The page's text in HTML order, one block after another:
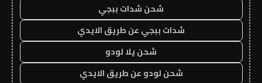
شحن شدات ببجي
شدات ببجي عن طريق الايدي
شحن يلا لودو
شحن لودو عن طريق الايدي